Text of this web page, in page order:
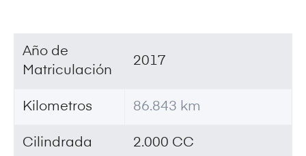
Año de
Matriculación
2017
Kilometros 86.843 km
Cilindrada 2.000 CC